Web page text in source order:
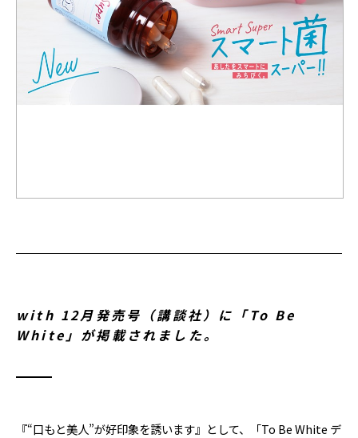
with 12月発売号（講談社）に「To Be
White」が掲載されました。
『“口もと美人”が好印象を誘います』として、「To Be White デ